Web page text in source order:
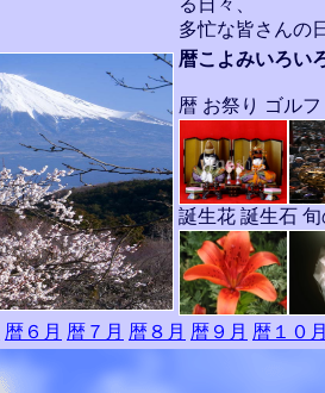
る日々、
多忙な皆さんの
暦こよみいろい
暦 お祭り ゴル
誕生花 誕生石
暦６月 暦７月 暦８月 暦９月 暦１０月